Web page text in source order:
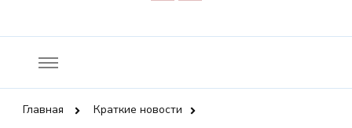
Главная
Краткие новости